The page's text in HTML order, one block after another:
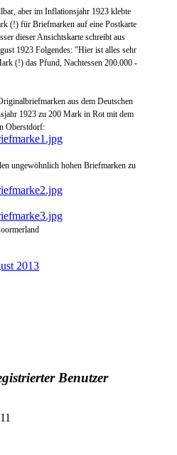
aber im Inflationsjahr 1923 klebte
(!) für Briefmarken auf eine Postkarte
dieser Ansichtskarte schreibt aus
1923 Folgendes: "Hier ist alles sehr
(!) das Pfund, Nachtessen 200.000 -
aus dem Deutschen
1923 zu 200 Mark in Rot mit dem
Oberstdorf:
ungewöhnlich hohen Briefmarken zu
2013
Benutzer